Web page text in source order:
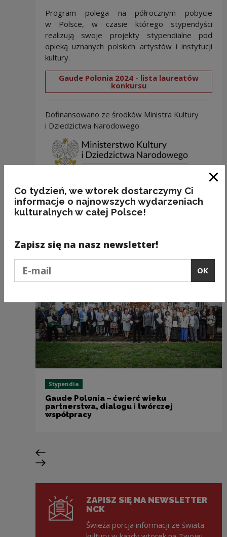
Program polega na półrocznym pobycie
w Polsce, w czasie którego stypendyści
realizują swoje projekty stypendialne pod
opieką uznanych polskich artystów i instytucji
kultury.
Gaude Polonia 2024 - lista laureatów
konkursu
Dofinansowano ze środków Ministra Kultury
i Dziedzictwa Narodowego.
Stypendia
Gaude Polonia – ćwierć wieku
partnerstwa, dialogu i twórczej
współpracy
Previous slide
Next slide
ZAPISZ SIĘ NA NEWSLETTER
NCK
Świeża porcja informacji ze świata
Co tydzień, we wtorek dostarczymy Ci
informacje o najnowszych wydarzeniach
kulturalnych w całej Polsce!
Zapisz się na nasz newsletter!
OK